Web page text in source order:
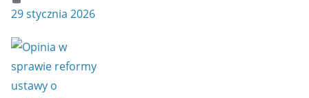
29 stycznia 2026